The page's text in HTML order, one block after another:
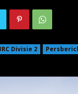
Divisie 2